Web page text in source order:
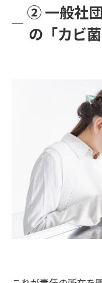
② 一般社
の「カビ